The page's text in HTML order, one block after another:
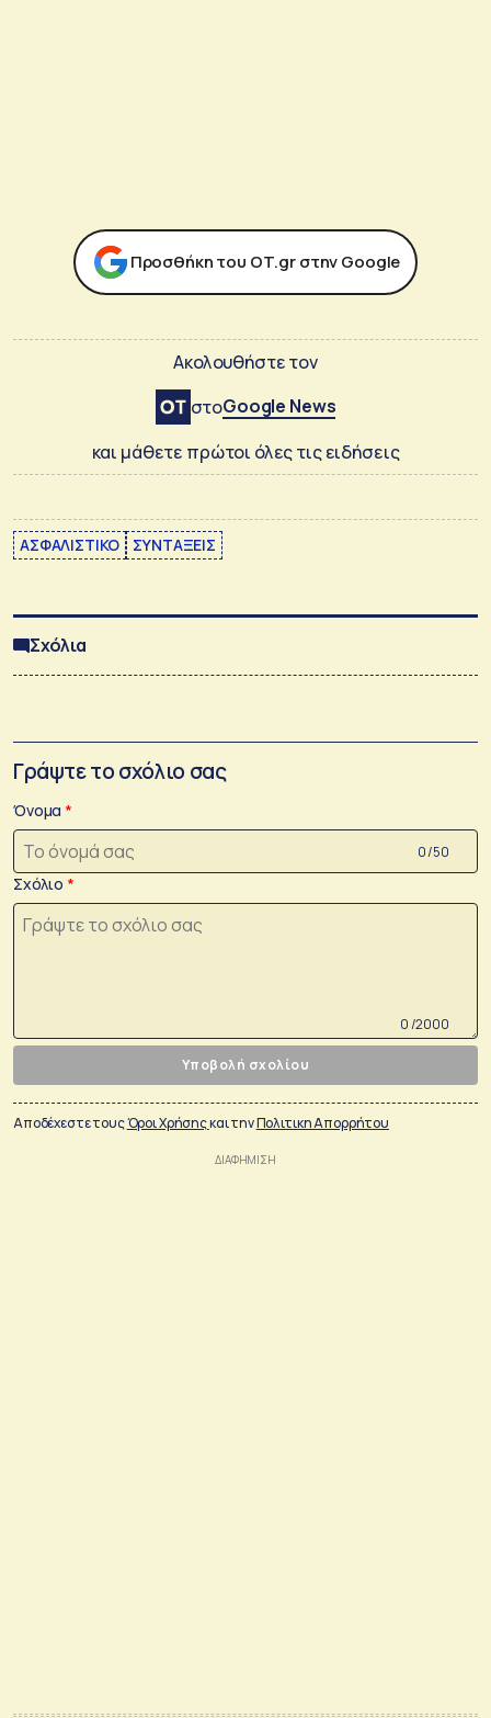
Προσθήκη του ΟΤ.gr στην Google
Ακολουθήστε τον
στοGoogle News
και μάθετε πρώτοι όλες τις ειδήσεις
ΑΣΦΑΛΙΣΤΙΚΟ ΣΥΝΤΑΞΕΙΣ
Σχόλια
Γράψτε το σχόλιο σας
Όνομα
0 /50
Σχόλιο
0 /2000
Υποβολή σχολίου
Αποδέχεστε τουςΌροι Χρήσηςκαι τηνΠολιτικη Απορρήτου